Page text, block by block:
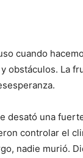
cuando
obstáculos. La
desató una
controlar el
nadie murió.